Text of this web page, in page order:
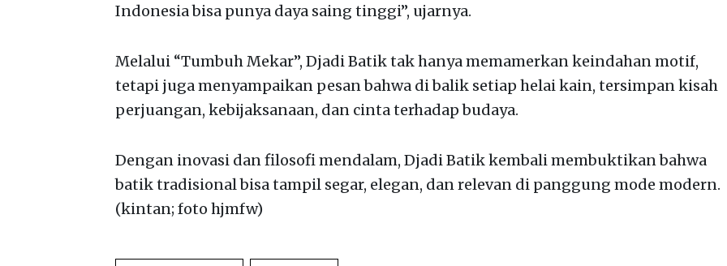
Indonesia bisa punya daya saing tinggi”, ujarnya.
Melalui “Tumbuh Mekar”, Djadi Batik tak hanya memamerkan keindahan motif,
tetapi juga menyampaikan pesan bahwa di balik setiap helai kain, tersimpan kisah
perjuangan, kebijaksanaan, dan cinta terhadap budaya.
Dengan inovasi dan filosofi mendalam, Djadi Batik kembali membuktikan bahwa
batik tradisional bisa tampil segar, elegan, dan relevan di panggung mode modern.
(kintan; foto hjmfw)